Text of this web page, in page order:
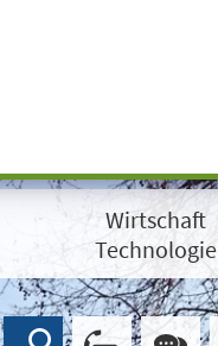
Wirtschaft
Technologie